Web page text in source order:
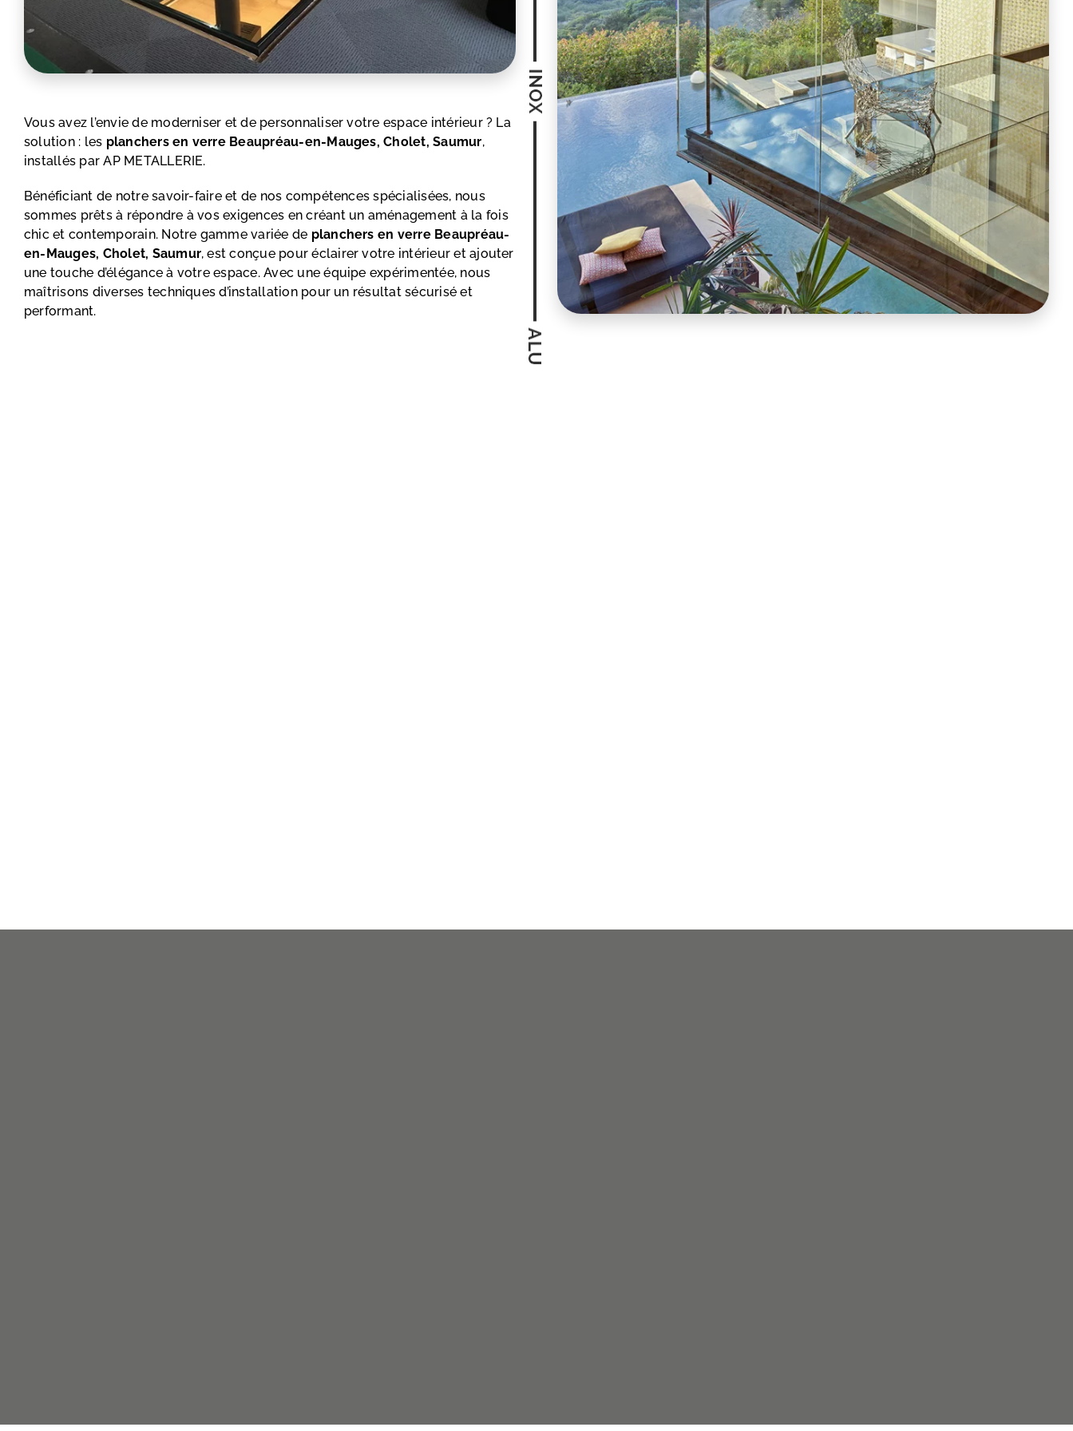
Vous avez l’envie de moderniser et de personnaliser votre espace intérieur ? La
solution : les planchersen verre Beaupréau-en-Mauges, Cholet, Saumur,
installés par AP METALLERIE.
Bénéficiant de notre savoir-faire et de nos compétences spécialisées, nous
sommes prêts à répondre à vos exigences en créant un aménagement à la fois
chic et contemporain. Notre gamme variée de planchers en verre Beaupréau-
en-Mauges, Cholet, Saumur, est conçue pour éclairer votre intérieur et ajouter
une touche d’élégance à votre espace. Avec une équipe expérimentée, nous
maîtrisons diverses techniques d’installation pour un résultat sécurisé et
performant.